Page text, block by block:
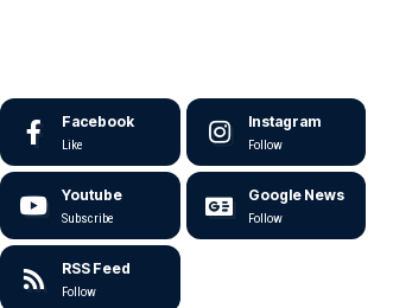
Facebook
Like
Instagram
Follow
Youtube
Subscribe
Google News
Follow
RSS Feed
Follow